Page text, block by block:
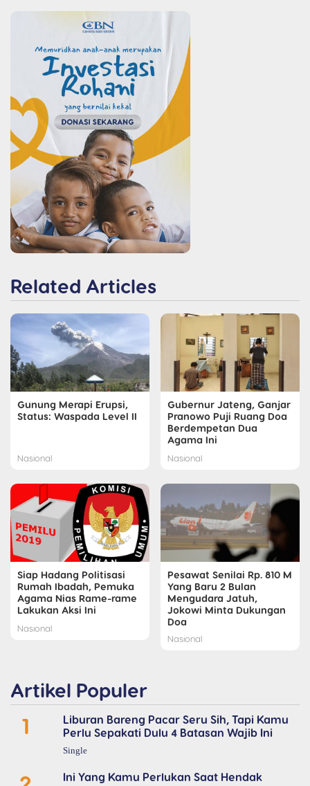
Related Articles
Gunung Merapi Erupsi,
Status: Waspada Level II
Nasional
Gubernur Jateng, Ganjar
Pranowo Puji Ruang Doa
Berdempetan Dua
Agama Ini
Nasional
Siap Hadang Politisasi
Rumah Ibadah, Pemuka
Agama Nias Rame-rame
Lakukan Aksi Ini
Nasional
Pesawat Senilai Rp. 810 M
Yang Baru 2 Bulan
Mengudara Jatuh,
Jokowi Minta Dukungan
Doa
Nasional
Artikel Populer
1
Liburan Bareng Pacar Seru Sih, Tapi Kamu
Perlu Sepakati Dulu 4 Batasan Wajib Ini
Single
Ini Yang Kamu Perlukan Saat Hendak